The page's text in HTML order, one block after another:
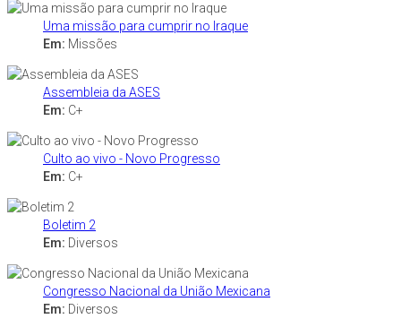
Uma missão para cumprir no Iraque
Em: Missões
Assembleia da ASES
Em: C+
Culto ao vivo - Novo Progresso
Em: C+
Boletim 2
Em: Diversos
Congresso Nacional da União Mexicana
Em: Diversos